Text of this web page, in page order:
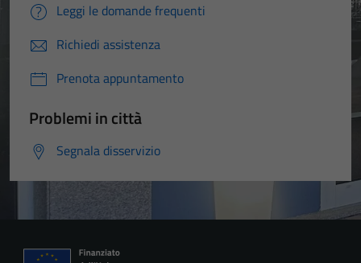
Leggi le domande frequenti
Richiedi assistenza
Prenota appuntamento
Problemi in città
Segnala disservizio